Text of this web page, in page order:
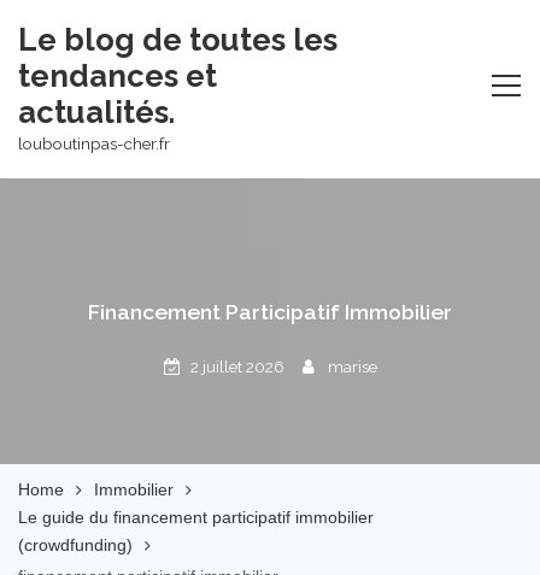
content
Le blog de toutes les
tendances et
actualités.
louboutinpas-cher.fr
Financement Participatif Immobilier
2 juillet 2026 marise
Home
Immobilier
Le guide du financement participatif immobilier
(crowdfunding)